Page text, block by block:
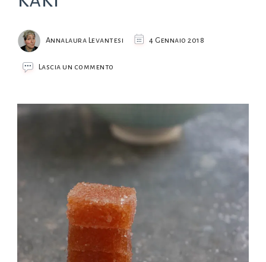
Annalaura Levantesi 4 Gennaio 2018
Lascia un commento
ai